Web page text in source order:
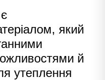
який
й
утеплення